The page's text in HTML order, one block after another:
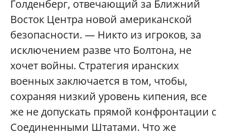
Голденберг, отвечающий за Ближний
Восток Центра новой американской
безопасности. — Никто из игроков, за
исключением разве что Болтона, не
хочет войны. Стратегия иранских
военных заключается в том, чтобы,
сохраняя низкий уровень кипения, все
же не допускать прямой конфронтации с
Соединенными Штатами. Что же